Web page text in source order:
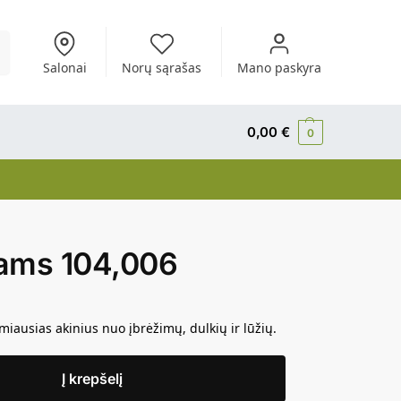
Salonai Norų sąrašas Mano paskyra
0,00€ 0
104,006
akinius nuo įbrėžimų, dulkių ir lūžių.
Į krepšelį